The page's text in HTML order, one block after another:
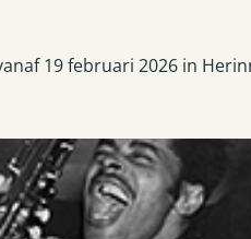
19 februari 2026 in